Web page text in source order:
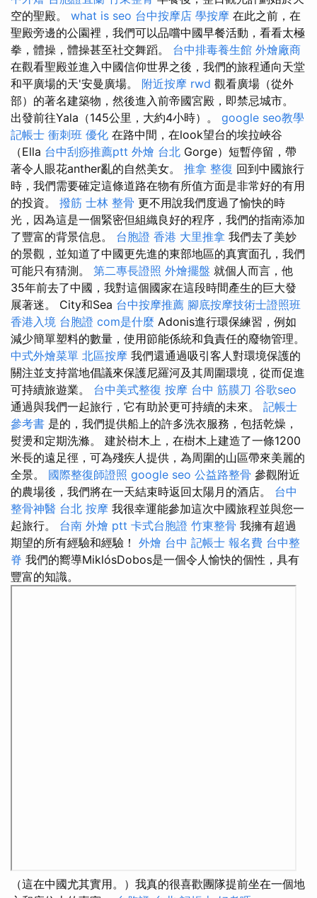
空的聖殿。 what is seo 台中按摩店 學按摩 在此之前，在
聖殿旁邊的公園裡，我們可以品嚐中國早餐活動，看看太極
拳，體操，體操甚至社交舞蹈。 台中排毒養生館 外燴廠商
在觀看聖殿並進入中國信仰世界之後，我們的旅程通向天堂
和平廣場的天'安曼廣場。 附近按摩 rwd 觀看廣場（從外
部）的著名建築物，然後進入前帝國宮殿，即禁忌城市。
出發前往Yala（145公里，大約4小時）。 google seo教學
記帳士 衝刺班 優化 在路中間，在look望台的埃拉峽谷
（Ella 台中刮痧推薦ptt 外燴 台北 Gorge）短暫停留，帶
著令人眼花anther亂的自然美女。 推拿 整復 回到中國旅行
時，我們需要確定這條道路在物有所值方面是非常好的有用
的投資。 撥筋 士林 整骨 更不用說我們度過了愉快的時
光，因為這是一個緊密但組織良好的程序，我們的指南添加
了豐富的背景信息。 台胞證 香港 大里推拿 我們去了美妙
的景觀，並知道了中國更先進的東部地區的真實面孔，我們
可能只有猜測。 第二專長證照 外燴擺盤 就個人而言，他
35年前去了中國，我對這個國家在這段時間產生的巨大發
展著迷。 City和Sea 台中按摩推薦 腳底按摩技術士證照班
香港入境 台胞證 com是什麼 Adonis進行環保練習，例如
減少簡單塑料的數量，使用節能係統和負責任的廢物管理。
中式外燴菜單 北區按摩 我們還通過吸引客人對環境保護的
關注並支持當地倡議來保護尼羅河及其周圍環境，從而促進
可持續旅遊業。 台中美式整復 按摩 台中 筋膜刀 谷歌seo
通過與我們一起旅行，它有助於更​​可持續的未來。 記帳士
參考書 是的，我們提供船上的許多洗衣服務，包括乾燥，
熨燙和定期洗滌。 建於樹木上，在樹木上建造了一條1200
米長的遠足徑，可為殘疾人提供，為周圍的山區帶來美麗的
全景。 國際整復師證照 google seo 公益路整骨 參觀附近
的農場後，我們將在一天結束時返回太陽月的酒店。 台中
整骨神醫 台北 按摩 我很幸運能參加這次中國旅程並與您一
起旅行。 台南 外燴 ptt 卡式台胞證 竹東整骨 我擁有超過
期望的所有經驗和經驗！ 外燴 台中 記帳士 報名費 台中整
脊 我們的嚮導MiklósDobos是一個令人愉快的個性，具有
豐富的知識。
（這在中國尤其實用。）我真的很喜歡團隊提前坐在一個地